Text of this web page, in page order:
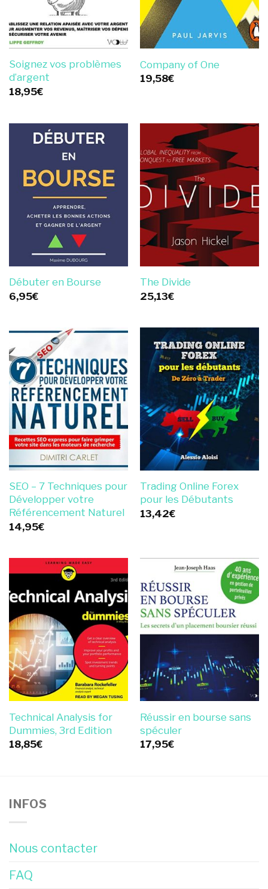
Soignez vos problèmes
d’argent
18,95€
Company of One
19,58€
Débuter en Bourse
6,95€
The Divide
25,13€
SEO – 7 Techniques pour
Développer votre
Référencement Naturel
14,95€
Trading Online Forex
pour les Débutants
13,42€
Technical Analysis for
Dummies, 3rd Edition
18,85€
Réussir en bourse sans
spéculer
17,95€
INFOS
Nous contacter
FAQ